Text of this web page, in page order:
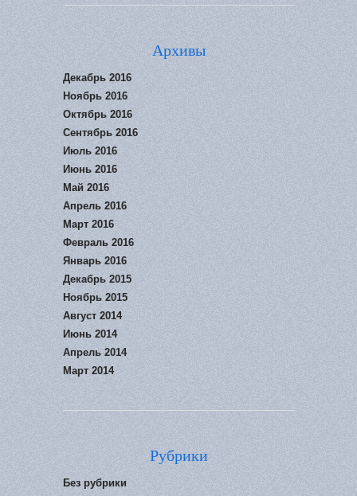
Архивы
Декабрь 2016
Ноябрь 2016
Октябрь 2016
Сентябрь 2016
Июль 2016
Июнь 2016
Май 2016
Апрель 2016
Март 2016
Февраль 2016
Январь 2016
Декабрь 2015
Ноябрь 2015
Август 2014
Июнь 2014
Апрель 2014
Март 2014
Рубрики
Без рубрики